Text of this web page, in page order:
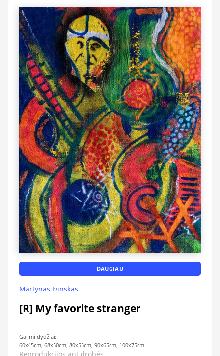
DAUGIAU
Martynas Ivinskas
[R] My favorite stranger
Galimi dydžiai:
60x45cm, 68x50cm, 80x55cm, 90x65cm, 100x75cm
Reprodukcijos ant drobės